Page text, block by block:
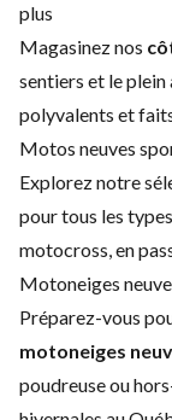
plus
Magasinez nos
sentiers et le plein
polyvalents et
Motos neuves
Explorez notre
pour tous les
motocross, en
Motoneiges
Préparez-vous
motoneiges
poudreuse ou